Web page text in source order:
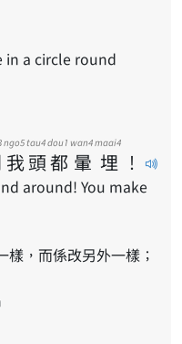
a circle round
我
ngo5
頭
tau4
都
dou1
暈
wan4
埋
maai4
！
around! You make